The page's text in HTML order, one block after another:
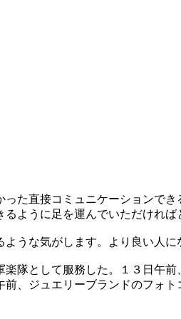
た直接コミュニケーションで
ように足を運んでいただければ
うな気がします。より良い人
隊として服務した。１３日午
、ジュエリーブランドのフォ